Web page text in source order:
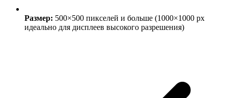
Размер: 500×500 пикселей и больше (1000×1000 px
идеально для дисплеев высокого разрешения)